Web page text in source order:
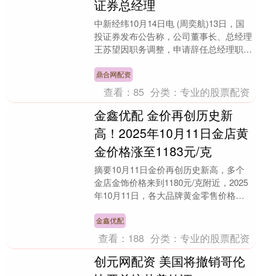
证券总经理
中新经纬10月14日电 (周奕航)13日，国
投证券发布公告称，公司董事长、总经理
王苏望因职务调整，申请辞任总经理职
会专业委员....
鼎合网配资
查看：85 分类：专业的股票配资
金鑫优配 金价再创历史新
高！2025年10月11日金店黄
金价格涨至1183元/克
摘要10月11日金价再创历史新高，多个
金店金饰价格来到1180元/克附近，2025
年10月11日，各大品牌黄金零售价格大
最高....
金鑫优配
查看： 188 分类：专业的股票配资
创元网配资 美国将撤销哥伦